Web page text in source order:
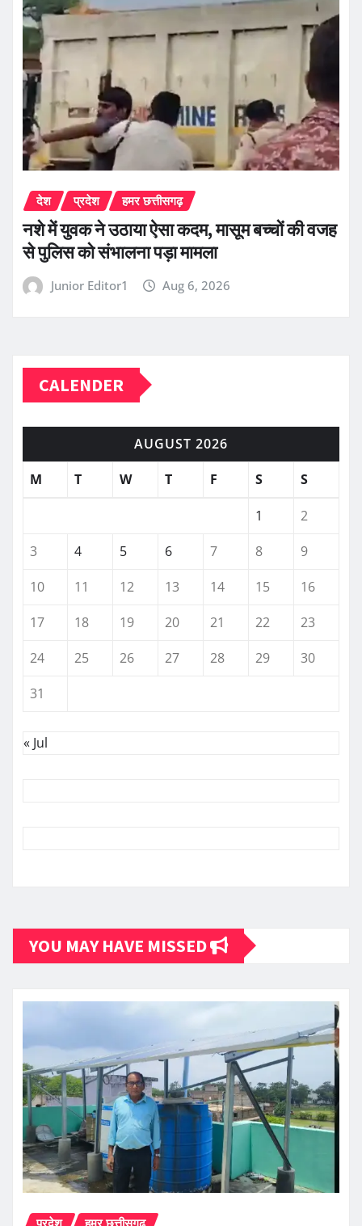
देश प्रदेश हमर छत्तीसगढ़
नशे में युवक ने उठाया ऐसा कदम, मासूम बच्चों की वजह
से पुलिस को संभालना पड़ा मामला
Junior Editor1 Aug 6, 2026
CALENDER
AUGUST 2026
M
T W T F S S
1
2
3
4 5 6 7 8
9
10
11 12 13 14 15
16
17
18 19 20 21 22
23
24
25 26 27 28 29
30
31
« Jul
YOU MAY HAVE MISSED